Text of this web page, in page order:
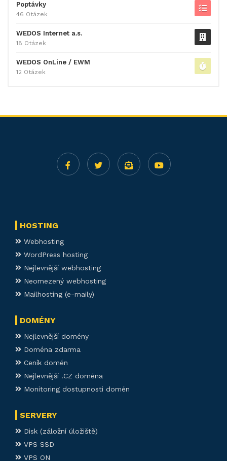
Poptávky
46 Otázek
WEDOS Internet a.s.
18 Otázek
WEDOS OnLine / EWM
12 Otázek
HOSTING
Webhosting
WordPress hosting
Nejlevnější webhosting
Neomezený webhosting
Mailhosting (e-maily)
DOMÉNY
Nejlevnější domény
Doména zdarma
Ceník domén
Nejlevnější .CZ doména
Monitoring dostupnosti domén
SERVERY
Disk (záložní úložiště)
VPS SSD
VPS ON